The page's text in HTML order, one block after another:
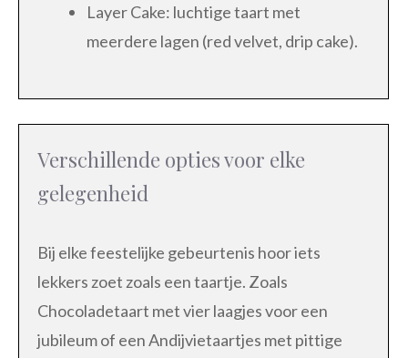
Layer Cake: luchtige taart met
meerdere lagen (red velvet, drip cake).
Verschillende opties voor elke
gelegenheid
Bij elke feestelijke gebeurtenis hoor iets
lekkers zoet zoals een taartje. Zoals
Chocoladetaart met vier laagjes voor een
jubileum of een Andijvietaartjes met pittige